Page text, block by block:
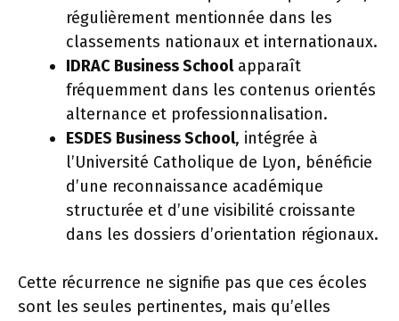
régulièrement mentionnée dans les
classements nationaux et internationaux.
IDRAC Business Schoolapparaît
fréquemment dans les contenus orientés
alternance et professionnalisation.
ESDES Business School, intégrée à
l’Université Catholique de Lyon, bénéficie
d’une reconnaissance académique
structurée et d’une visibilité croissante
dans les dossiers d’orientation régionaux.
Cette récurrence ne signifie pas que ces écoles
sont les seules pertinentes, mais qu’elles